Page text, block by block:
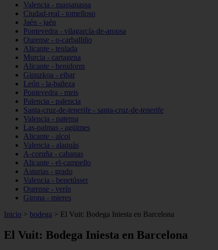
Valencia - massanassa
Ciudad-real - tomelloso
Jaén - jaén
Pontevedra - vilagarcía-de-arousa
Ourense - o-carballiño
Alicante - teulada
Murcia - cartagena
Alicante - benidorm
Gipuzkoa - eibar
León - la-bañeza
Pontevedra - meis
Palencia - palencia
Santa-cruz-de-tenerife - santa-cruz-de-tenerife
Valencia - paterna
Las-palmas - agüimes
Alicante - alcoi
Valencia - alaquàs
A-coruña - cabanas
Alicante - el-campello
Asturias - grado
Valencia - benetússer
Ourense - verín
Girona - mieres
Inicio > bodega > El Vuit: Bodega Iniesta en Barcelona
El Vuit: Bodega Iniesta en Barcelona